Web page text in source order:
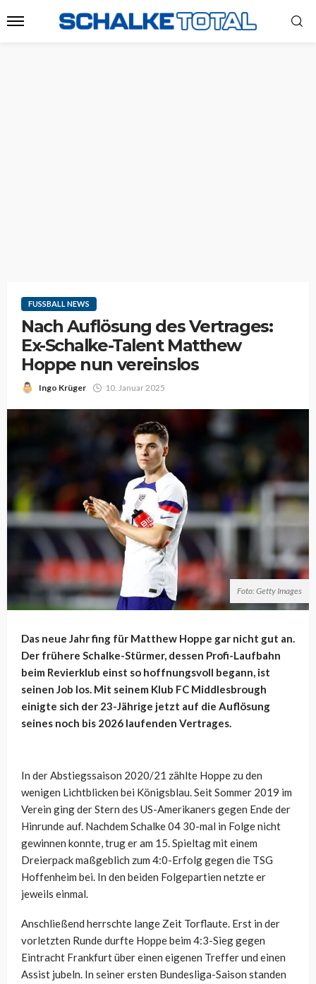
FUSSBALL NEWS
Nach Auflösung des Vertrages:
Ex-Schalke-Talent Matthew
Hoppe nun vereinslos
Ingo Krüger 10. Januar 2025
Foto: Getty Images
Das neue Jahr fing für Matthew Hoppe gar nicht gut an.
Der frühere Schalke-Stürmer, dessen Profi-Laufbahn
beim Revierklub einst so hoffnungsvoll begann, ist
seinen Job los. Mit seinem Klub FC Middlesbrough
einigte sich der 23-Jährige jetzt auf die Auflösung
seines noch bis 2026 laufenden Vertrages.
In der Abstiegssaison 2020/21 zählte Hoppe zu den
wenigen Lichtblicken bei Königsblau. Seit Sommer 2019 im
Verein ging der Stern des US-Amerikaners gegen Ende der
Hinrunde auf. Nachdem Schalke 04 30-mal in Folge nicht
gewinnen konnte, trug er am 15. Spieltag mit einem
Dreierpack maßgeblich zum 4:0-Erfolg gegen die TSG
Hoffenheim bei. In den beiden Folgepartien netzte er
jeweils einmal.
Anschließend herrschte lange Zeit Torflaute. Erst in der
vorletzten Runde durfte Hoppe beim 4:3-Sieg gegen
Eintracht Frankfurt über einen eigenen Treffer und einen
Assist jubeln. In seiner ersten Bundesliga-Saison standen